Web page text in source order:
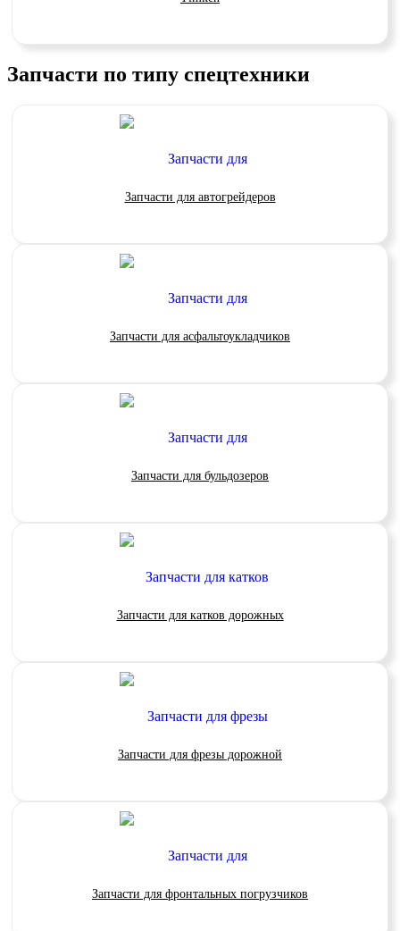
Запчасти по типу спецтехники
Запчасти для автогрейдеров
Запчасти для асфальтоукладчиков
Запчасти для бульдозеров
Запчасти для катков дорожных
Запчасти для фрезы дорожной
Запчасти для фронтальных погрузчиков